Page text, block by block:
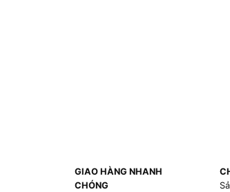
GIAO HÀNG NHANH
CHÓNG